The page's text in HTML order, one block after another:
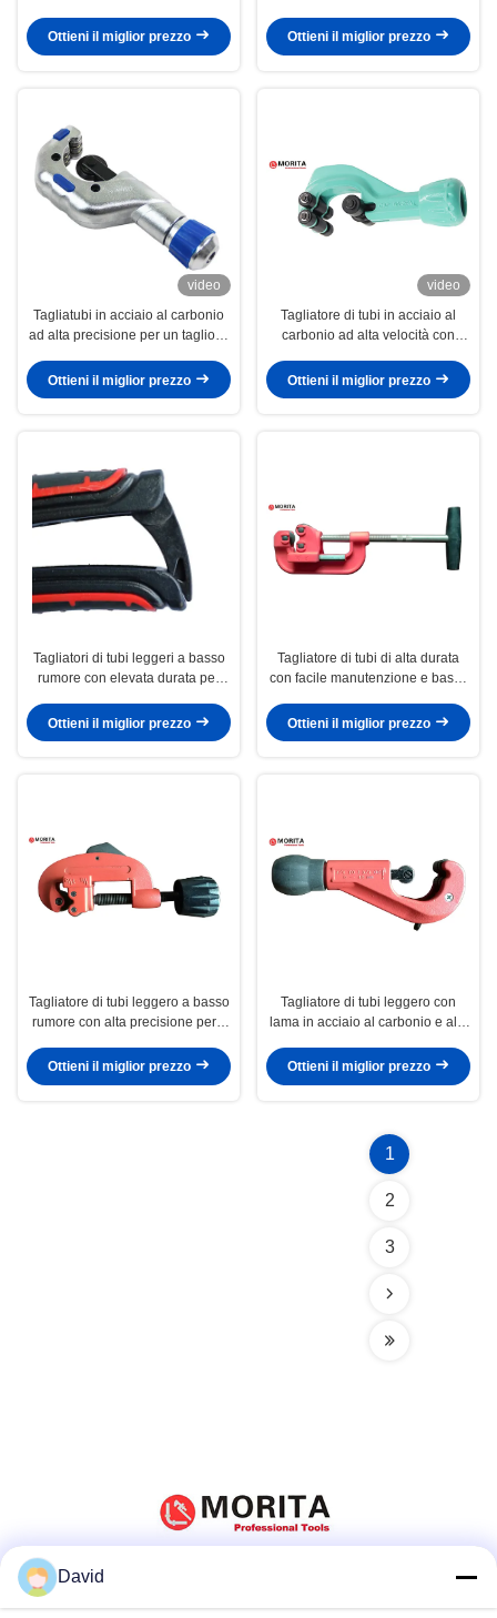
Steel Pipe d'ottone
Ottieni il miglior prezzo
sostituibile di sbavatura dello
strumento della lama
Ottieni il miglior prezzo
video
Tagliatubi in acciaio al carbonio
ad alta precisione per un taglio di
Ottieni il miglior prezzo
video
Tagliatore di tubi in acciaio al
carbonio ad alta velocità con
taglio di tubi industriali
Ottieni il miglior prezzo
Tagliatori di tubi leggeri a basso
rumore con elevata durata per
Ottieni il miglior prezzo
Tagliatore di tubi di alta durata
con facile manutenzione e bassa
taglio di tubi professionali
Ottieni il miglior prezzo
Tagliatore di tubi leggero a basso
rumore con alta precisione per il
Ottieni il miglior prezzo
Tagliatore di tubi leggero con
lama in acciaio al carbonio e alta
idraulici professionali
Ottieni il miglior prezzo
1
2
3
David